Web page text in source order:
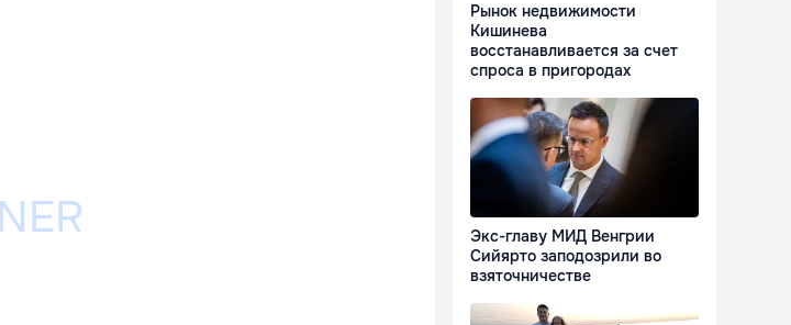
Рынок недвижимости
Кишинева
восстанавливается за счет
спроса в пригородах
Экс-главу МИД Венгрии
Сийярто заподозрили во
взяточничестве